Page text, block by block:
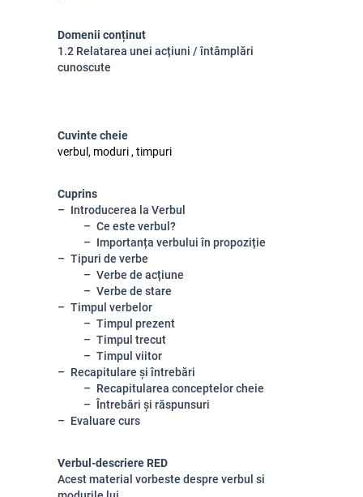
Domenii conținut
1.2 Relatarea unei acțiuni / întâmplări
cunoscute
Cuvinte cheie
verbul, moduri , timpuri
Cuprins
Introducerea la Verbul
Ce este verbul?
Importanța verbului în propoziție
Tipuri de verbe
Verbe de acțiune
Verbe de stare
Timpul verbelor
Timpul prezent
Timpul trecut
Timpul viitor
Recapitulare și întrebări
Recapitularea conceptelor cheie
Întrebări și răspunsuri
Evaluare curs
Verbul-descriere RED
Acest material vorbeste despre verbul si